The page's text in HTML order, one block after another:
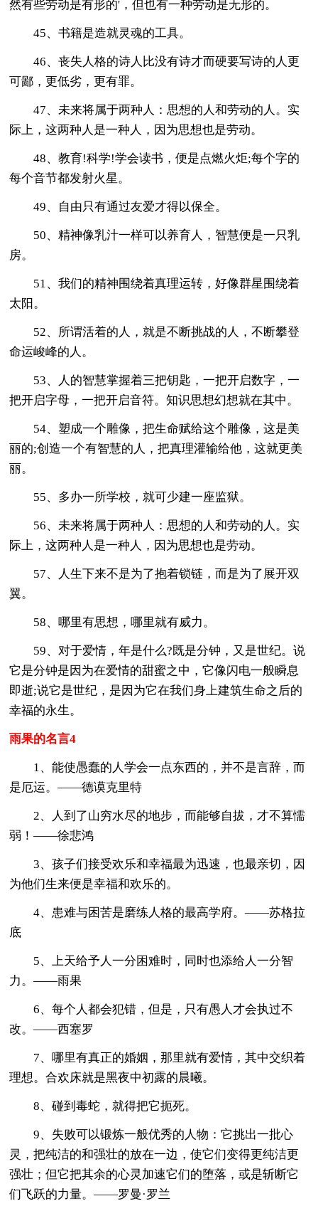
然有些劳动是有形的'，但也有一种劳动是无形的。
45、书籍是造就灵魂的工具。
46、丧失人格的诗人比没有诗才而硬要写诗的人更
可鄙，更低劣，更有罪。
47、未来将属于两种人：思想的人和劳动的人。实
际上，这两种人是一种人，因为思想也是劳动。
48、教育!科学!学会读书，便是点燃火炬;每个字的
每个音节都发射火星。
49、自由只有通过友爱才得以保全。
50、精神像乳汁一样可以养育人，智慧便是一只乳
房。
51、我们的精神围绕着真理运转，好像群星围绕着
太阳。
52、所谓活着的人，就是不断挑战的人，不断攀登
命运峻峰的人。
53、人的智慧掌握着三把钥匙，一把开启数字，一
把开启字母，一把开启音符。知识思想幻想就在其中。
54、塑成一个雕像，把生命赋给这个雕像，这是美
丽的;创造一个有智慧的人，把真理灌输给他，这就更美
丽。
55、多办一所学校，就可少建一座监狱。
56、未来将属于两种人：思想的人和劳动的人。实
际上，这两种人是一种人，因为思想也是劳动。
57、人生下来不是为了抱着锁链，而是为了展开双
翼。
58、哪里有思想，哪里就有威力。
59、对于爱情，年是什么?既是分钟，又是世纪。说
它是分钟是因为在爱情的甜蜜之中，它像闪电一般瞬息
即逝;说它是世纪，是因为它在我们身上建筑生命之后的
幸福的永生。
雨果的名言4
1、能使愚蠢的人学会一点东西的，并不是言辞，而
是厄运。――德谟克里特
2、人到了山穷水尽的地步，而能够自拔，才不算懦
弱！——徐悲鸿
3、孩子们接受欢乐和幸福最为迅速，也最亲切，因
为他们生来便是幸福和欢乐的。
4、患难与困苦是磨练人格的最高学府。——苏格拉
底
5、上天给予人一分困难时，同时也添给人一分智
力。——雨果
6、每个人都会犯错，但是，只有愚人才会执过不
改。——西塞罗
7、哪里有真正的婚姻，那里就有爱情，其中交织着
理想。合欢床就是黑夜中初露的晨曦。
8、碰到毒蛇，就得把它扼死。
9、失败可以锻炼一般优秀的人物：它挑出一批心
灵，把纯洁的和强壮的放在一边，使它们变得更纯洁更
强壮；但它把其余的心灵加速它们的堕落，或是斩断它
们飞跃的力量。——罗曼·罗兰